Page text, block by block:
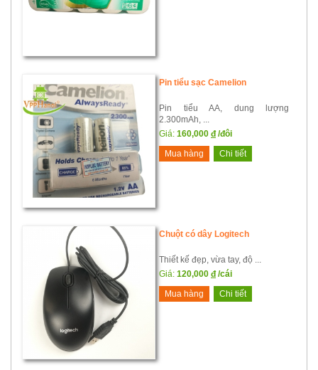
Pin tiểu sạc Camelion
Pin tiểu AA, dung lượng
2.300mAh, ...
Giá: 160,000 đ /đôi
Mua hàng
Chi tiết
Chuột có dây Logitech
Thiết kế đẹp, vừa tay, độ ...
Giá: 120,000 đ /cái
Mua hàng
Chi tiết